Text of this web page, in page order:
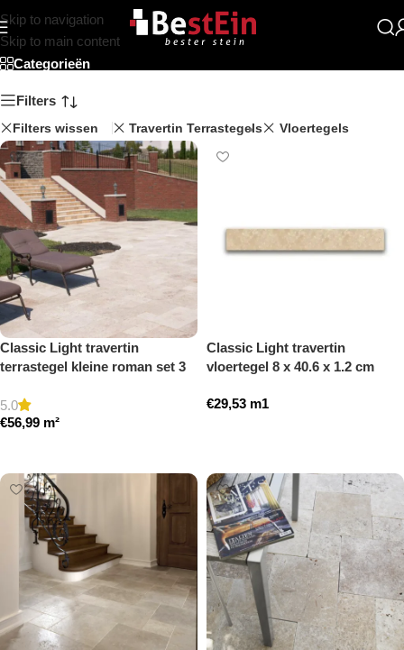
Skip to navigation
Skip to main content
Travertin Roman Set
Categorieën
Filters
Filters wissen Travertin Terrastegels Vloertegels
Classic Light travertin
terrastegel kleine roman set 3
5.0
€56,99 m²
Classic Light travertin
vloertegel 8 x 40.6 x 1.2 cm
€29,53 m1